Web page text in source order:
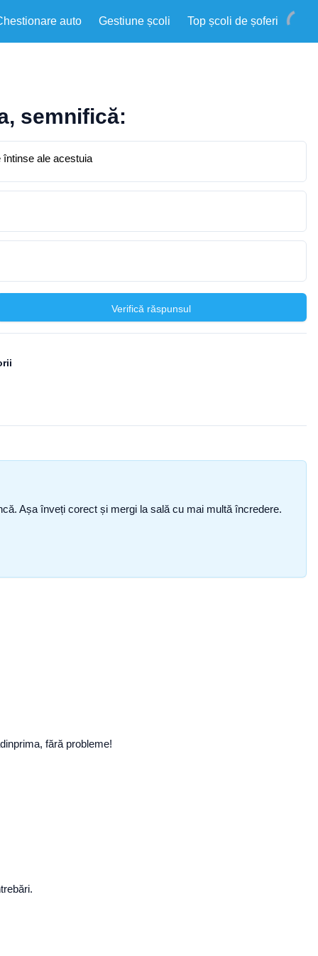
auto Gestiune școli Top școli de șoferi
semnifică:
întinse ale acestuia
Verifică răspunsul
Așa înveți corect și mergi la sală cu mai multă încredere.
fără probleme!